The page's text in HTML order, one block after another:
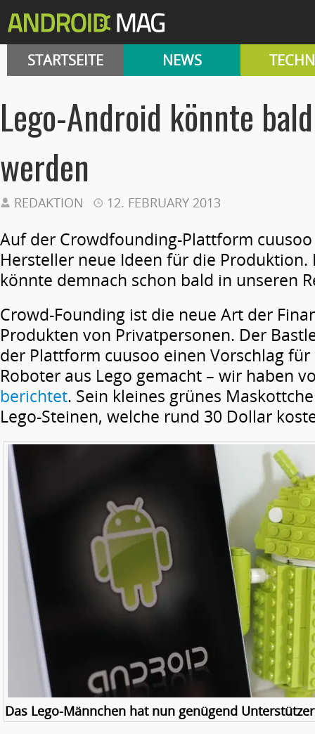
STARTSEITE NEWS
Lego-Android könnte
werden
REDAKTION 12. FEBRUARY 2013
Auf der Crowdfounding-Plattform
Hersteller neue Ideen für die Produktion.
könnte demnach schon bald in unseren
Crowd-Founding ist die neue Art der
Produkten von Privatpersonen. Der
der Plattform cuusoo einen Vorschlag
Roboter aus Lego gemacht – wir haben
berichtet. Sein kleines grünes
Lego-Steinen, welche rund 30 Dollar
Das Lego-Männchen hat nun genügend